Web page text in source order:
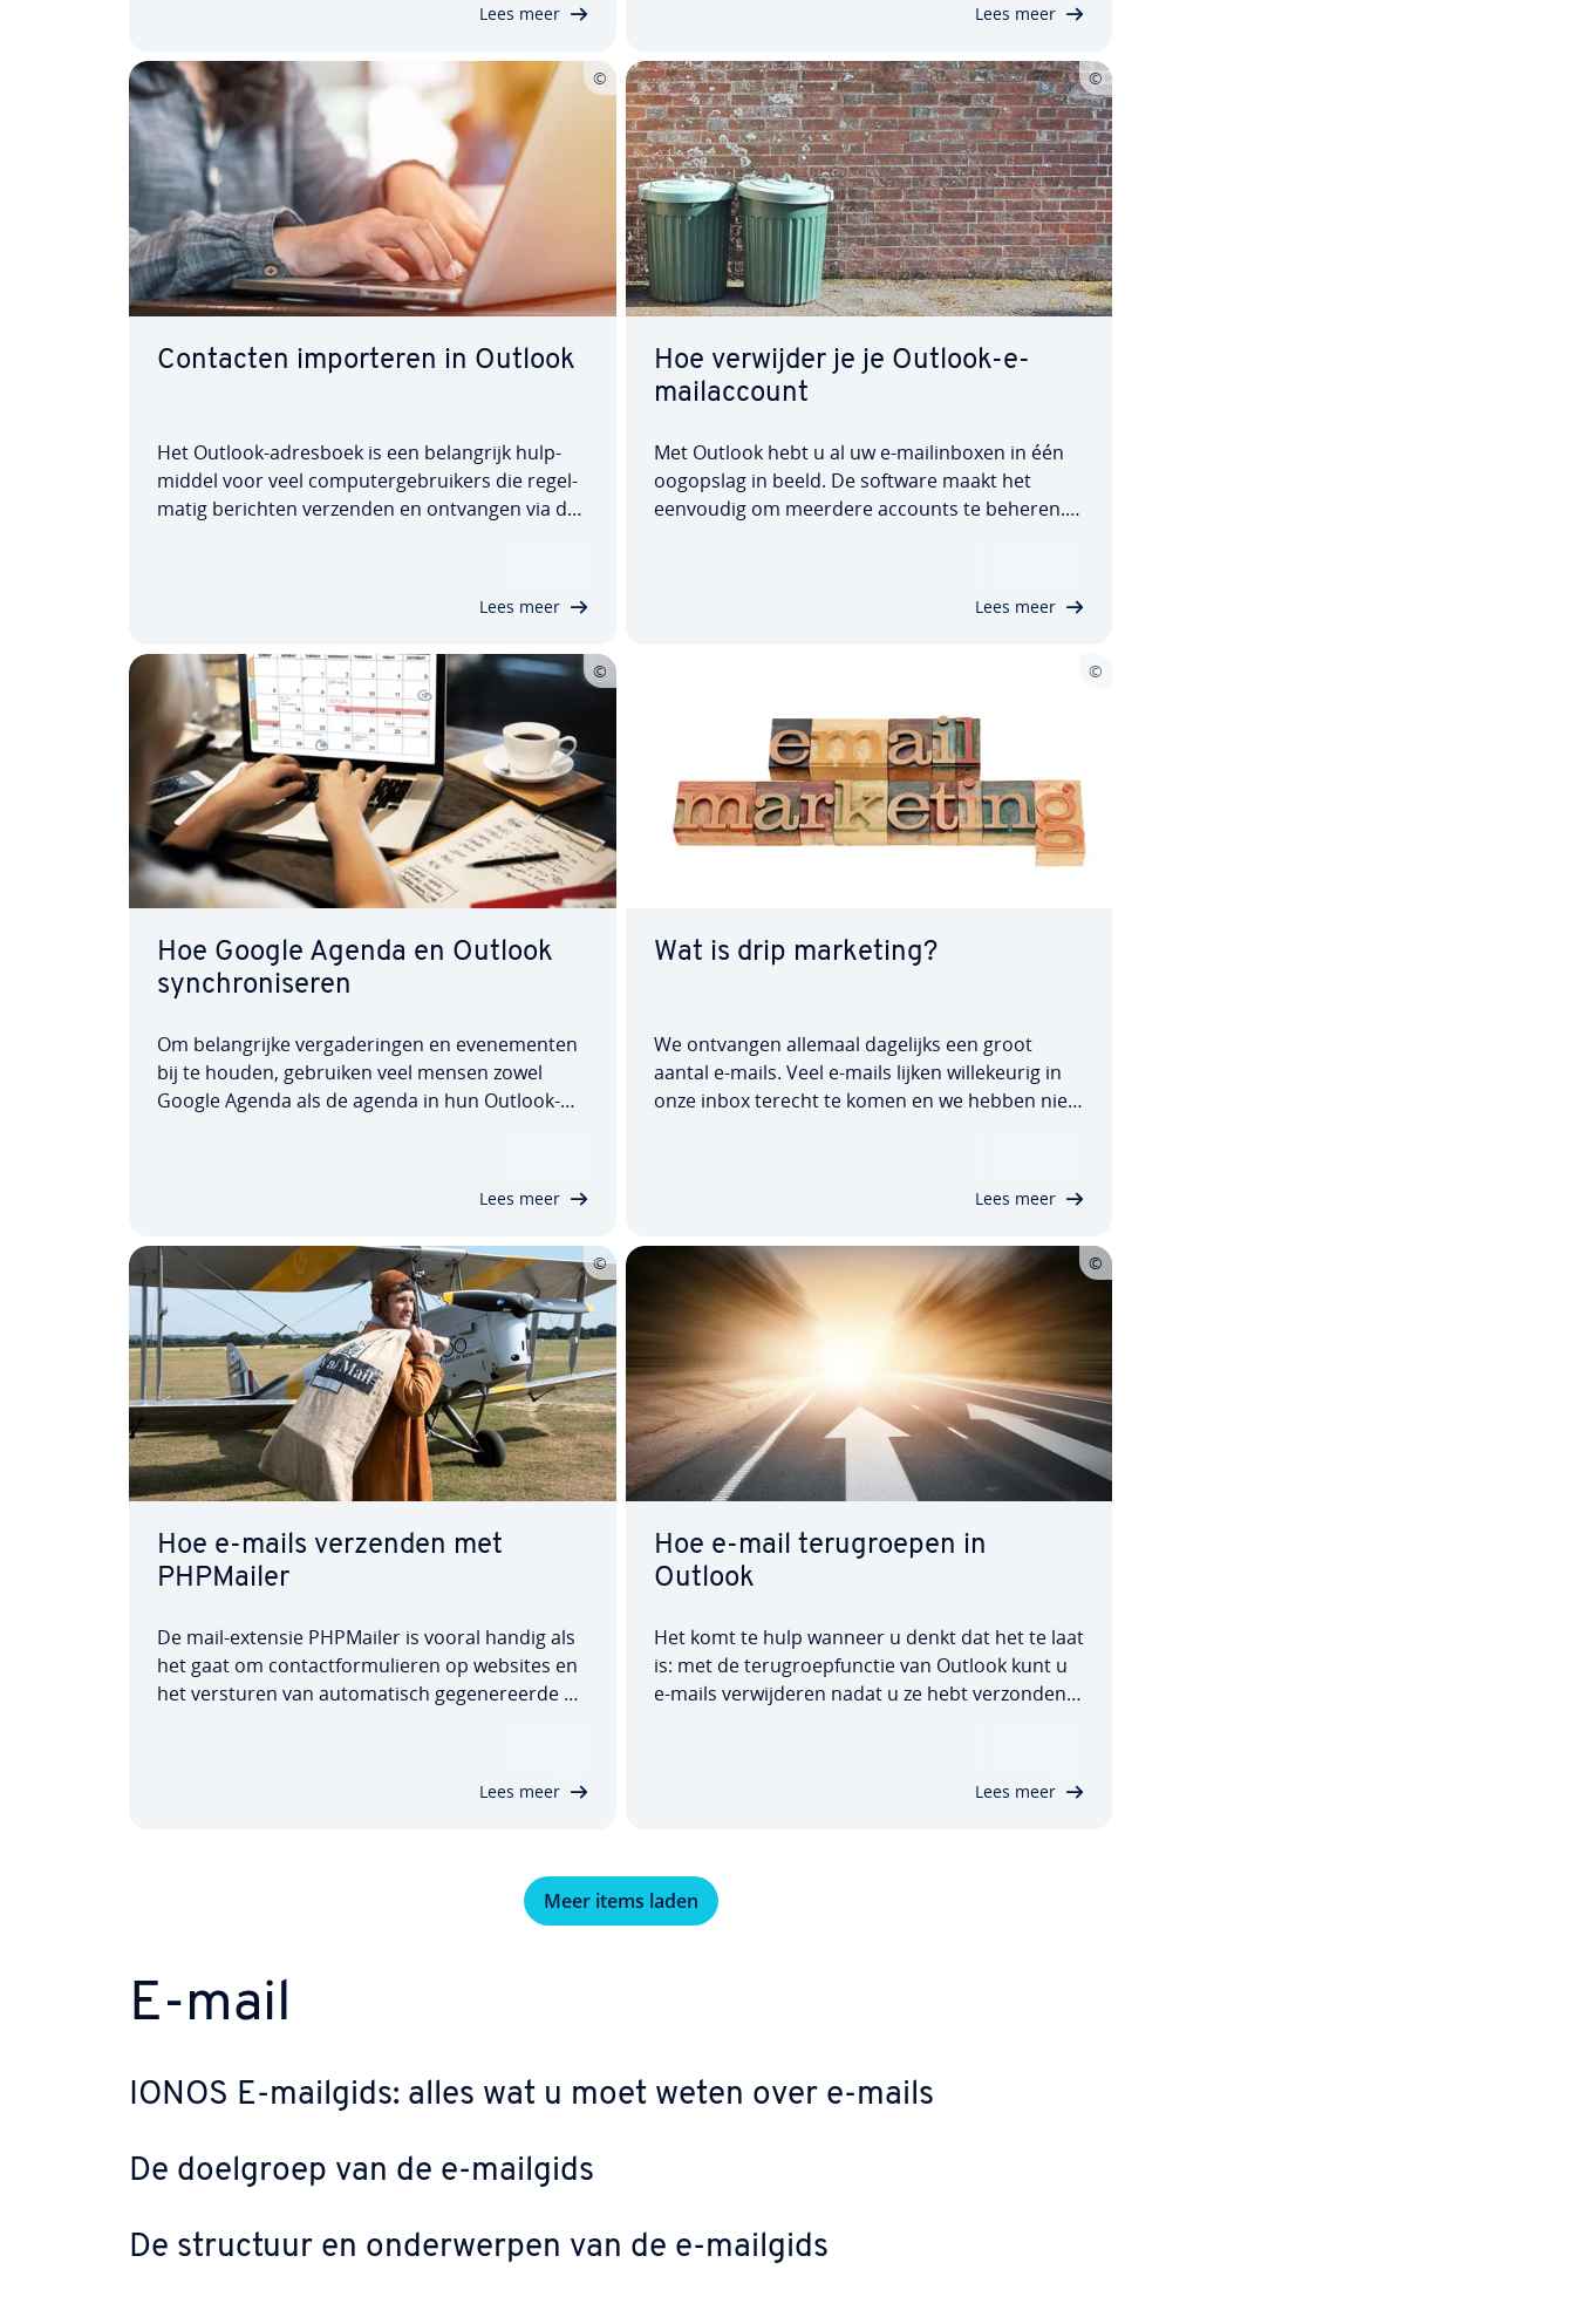
Lees meer Lees meer
Contacten im­por­te­ren in Outlook
Het Outlook-adresboek is een be­lang­rijk hulp­
mid­del voor veel com­pu­ter­ge­brui­kers die re­gel­
ma­tig berichten verzenden en ontvangen via de
Lees meer
Hoe verwijder je je Outlook-e-
mail­ac­count
Met Outlook hebt u al uw e-mai­lin­boxen in één
oogopslag in beeld. De software maakt het
eenvoudig om meerdere accounts te beheren.
Lees meer
Hoe Google Agenda en Outlook
syn­chro­ni­se­ren
Om be­lang­rij­ke ver­ga­de­rin­gen en eve­ne­men­ten
bij te houden, gebruiken veel mensen zowel
Google Agenda als de agenda in hun Outlook-
Lees meer
Wat is drip marketing?
We ontvangen allemaal dagelijks een groot
aantal e-mails. Veel e-mails lijken wil­le­keu­rig in
onze inbox terecht te komen en we hebben niet
kers te trekken en hen te in­te­res­se­ren voor de…
Lees meer
Hoe e-mails verzenden met
PHPMailer
De mail-extensie PHPMailer is vooral handig als
het gaat om con­tact­for­mu­lie­ren op websites en
het versturen van au­to­ma­tisch ge­ge­ne­reer­de e-
Lees meer
Hoe e-mail te­rug­roe­pen in
Outlook
Het komt te hulp wanneer u denkt dat het te laat
is: met de te­rug­roep­func­tie van Outlook kunt u
e-mails ver­wij­de­ren nadat u ze hebt verzonden
Lees meer
Meer items laden
E-mail
IONOS E-mailgids: alles wat u moet weten over e-mails
De doelgroep van de e-mailgids
De structuur en on­der­wer­pen van de e-mailgids